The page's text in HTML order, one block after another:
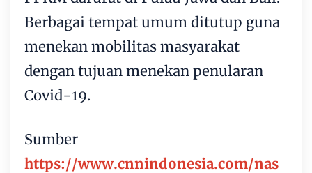
Berbagai tempat umum ditutup guna
menekan mobilitas masyarakat
dengan tujuan menekan penularan
Covid-19.
Sumber
https://www.cnnindonesia.com/nas